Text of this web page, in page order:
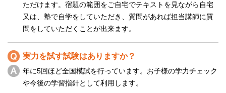
ただけます。宿題の範囲をご自宅でテキストを見ながら自宅
又は、塾で自学をしていただき、質問があれば担当講師に質
問をしていただくことが出来ます。
実力を試す試験はありますか？
年に5回ほど全国模試を行っています。お子様の学力チェック
や今後の学習指針として利用します。